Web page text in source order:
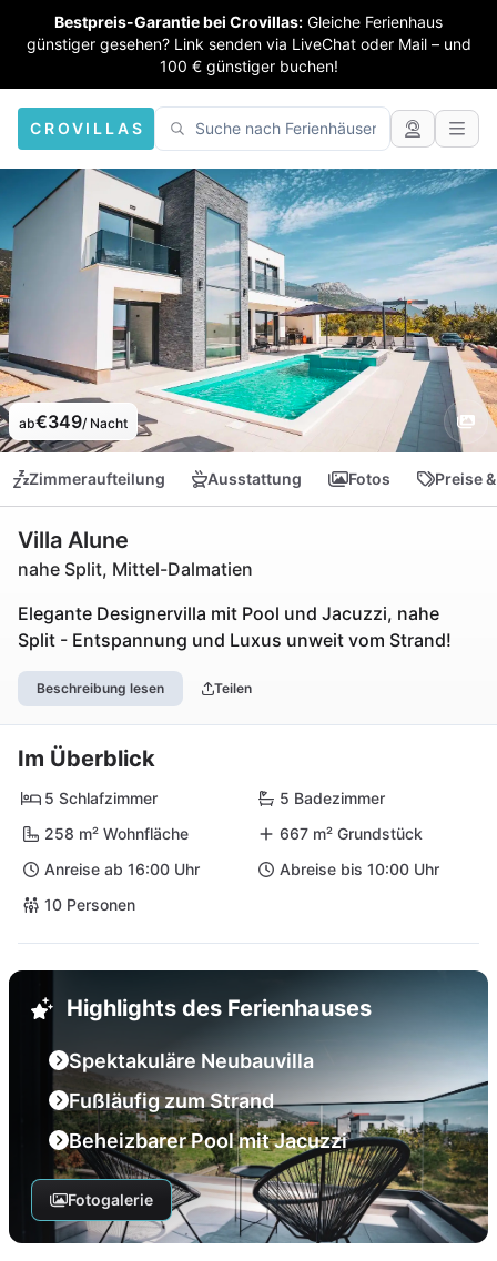
Bestpreis-Garantie bei Crovillas: Gleiche Ferienhaus
günstiger gesehen? Link senden via LiveChat oder Mail – und
100 € günstiger buchen!
CROVILLAS
ab€349/ Nacht
Zimmeraufteilung Ausstattung Fotos Preise
Villa Alune
nahe Split, Mittel-Dalmatien
Elegante Designervilla mit Pool und Jacuzzi, nahe
Split - Entspannung und Luxus unweit vom Strand!
Beschreibung lesen Teilen
Im Überblick
5 Schlafzimmer
5 Badezimmer
258 m² Wohnfläche
667 m² Grundstück
Anreise ab 16:00 Uhr
Abreise bis 10:00 Uhr
10 Personen
Highlights des Ferienhauses
Spektakuläre Neubauvilla
Fußläufig zum Strand
Beheizbarer Pool mit Jacuzzi
Fotogalerie